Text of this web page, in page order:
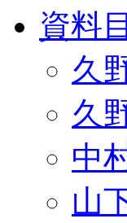
資料
久
久
中
山